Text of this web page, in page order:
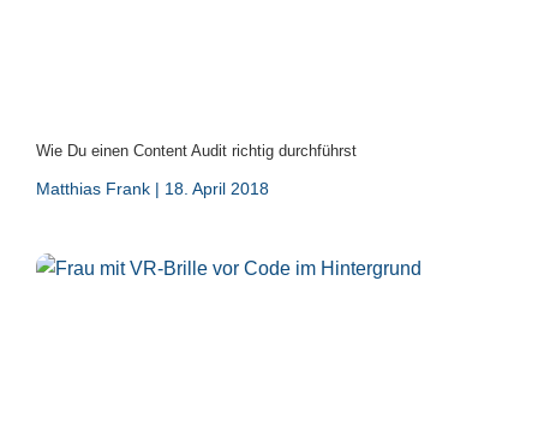
Wie Du einen Content Audit richtig durchführst
Matthias Frank 18. April 2018